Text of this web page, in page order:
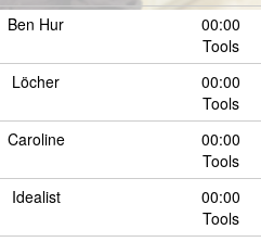
Ben Hur
00:00
Tools
Löcher
00:00
Tools
Caroline
00:00
Tools
Idealist
00:00
Tools